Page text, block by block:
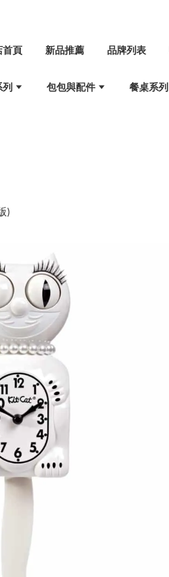
首頁 新品推薦 品牌列表
包包與配件 餐桌系列
)